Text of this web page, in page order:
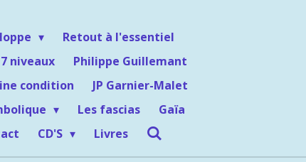
Retout à l'essentiel
niveaux
Philippe Guillemant
condition
JP Garnier-Malet
Les fascias
Gaïa
CD'S Livres